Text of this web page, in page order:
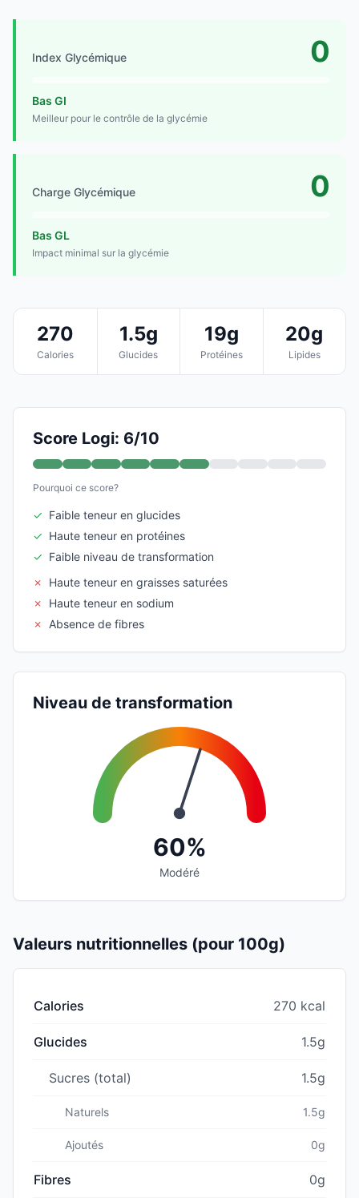
Index Glycémique 0
Bas GI
Meilleur pour le contrôle de la glycémie
Charge Glycémique 0
Bas GL
Impact minimal sur la glycémie
270
Calories
1.5g
Glucides
19g
Protéines
20g
Lipides
Score Logi: 6/10
Pourquoi ce score?
✓ Faible teneur en glucides
✓ Haute teneur en protéines
✓ Faible niveau de transformation
✗
Haute teneur en graisses saturées
✗
Haute teneur en sodium
✗
Absence de fibres
Niveau de transformation
60%
Modéré
Valeurs nutritionnelles (pour 100g)
Calories 270 kcal
Glucides 1.5g
Sucres (total) 1.5g
Naturels 1.5g
Ajoutés 0g
Fibres 0g